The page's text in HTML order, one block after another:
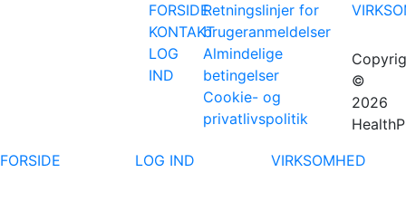
FORSIDE
KONTAKT
LOG
IND
Retningslinjer for
brugeranmeldelser
Almindelige
betingelser
Cookie- og
privatlivspolitik
©
2026
FORSIDE
LOG IND VIRKSOMHED